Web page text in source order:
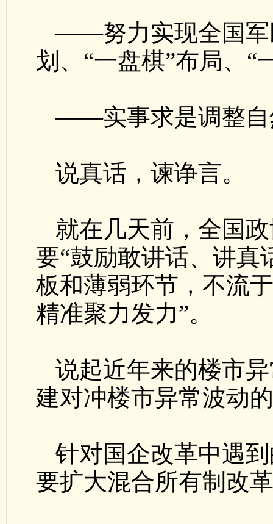
——努力实现全国军
划、“一盘棋”布局、“
——实事求是调整
说真话，谏诤言。
就在几天前，全国
要“鼓励敢讲话、讲真
板和薄弱环节，不流
精准聚力发力”。
说起近年来的楼市
建对冲楼市异常波动
针对国企改革中遇
要扩大混合所有制改